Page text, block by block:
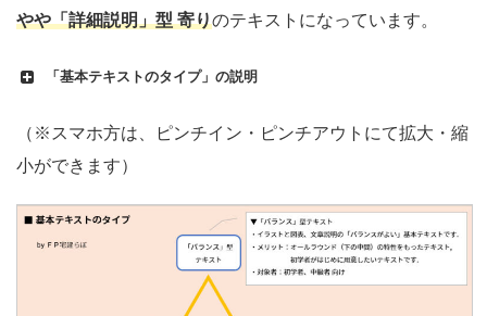
やや「詳細説明」型 寄りのテキストになっています。
「基本テキストのタイプ」の説明
（※スマホ方は、ピンチイン・ピンチアウトにて拡大・縮
小ができます）